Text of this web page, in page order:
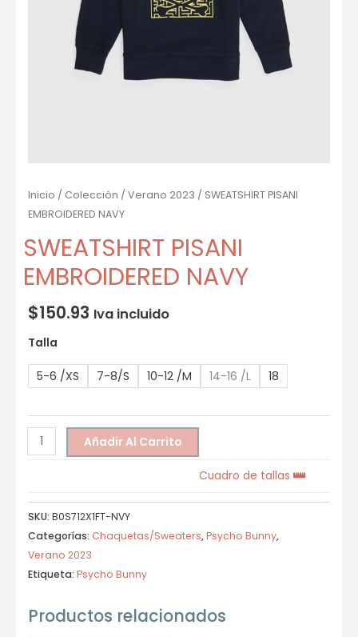
Inicio / Colección / Verano 2023 / SWEATSHIRT PISANI
EMBROIDERED NAVY
SWEATSHIRT PISANI
EMBROIDERED NAVY
$150.93 Iva incluido
Talla
5-6 /XS 7-8/S 10-12 /M 14-16 /L 18
Añadir Al Carrito
Cuadro de tallas
SKU: B0S712X1FT-NVY
Categorías: Chaquetas/Sweaters,Psycho Bunny,
Verano 2023
Etiqueta: Psycho Bunny
Productos relacionados